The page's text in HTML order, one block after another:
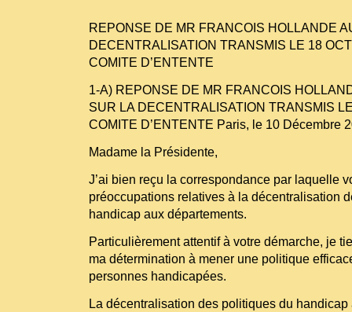
REPONSE DE MR FRANCOIS HOLLANDE
DECENTRALISATION TRANSMIS LE 18
COMITE D’ENTENTE
1-A) REPONSE DE MR FRANCOIS
SUR LA DECENTRALISATION TRANSMIS
COMITE D’ENTENTE Paris, le 10 Décembre
Madame la Présidente,
J’ai bien reçu la correspondance par laquelle
préoccupations relatives à la décentralisation
handicap aux départements.
Particulièrement attentif à votre démarche, je
ma détermination à mener une politique
personnes handicapées.
La décentralisation des politiques du